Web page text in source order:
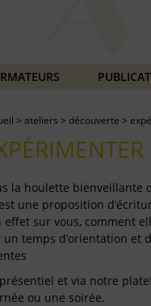
> ateliers > découverte >
la houlette bienveillante
une proposition
effet sur vous, comment
un temps d’orientation et
et via notre
ou une soirée.